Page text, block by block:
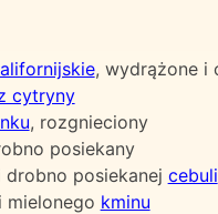
, wydrążone i
cytryny
, rozgnieciony
posiekany
drobno posiekanej cebuli
mielonego kminu